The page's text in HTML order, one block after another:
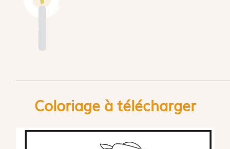
Coloriage à télécharger